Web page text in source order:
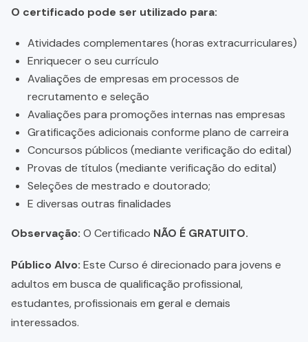
O certificado pode ser utilizado para:
Atividades complementares (horas extracurriculares)
Enriquecer o seu currículo
Avaliações de empresas em processos de
recrutamento e seleção
Avaliações para promoções internas nas empresas
Gratificações adicionais conforme plano de carreira
Concursos públicos (mediante verificação do edital)
Provas de títulos (mediante verificação do edital)
Seleções de mestrado e doutorado;
E diversas outras finalidades
Observação: O Certificado NÃO É GRATUITO.
Público Alvo: Este Curso é direcionado para jovens e
adultos em busca de qualificação profissional,
estudantes, profissionais em geral e demais
interessados.